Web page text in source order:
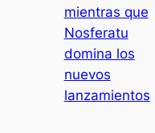
mientras que
Nosferatu
domina los
nuevos
lanzamientos